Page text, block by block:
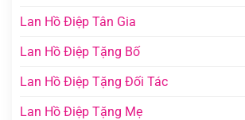
Lan Hồ Điệp Tân Gia
Lan Hồ Điệp Tặng Bố
Lan Hồ Điệp Tặng Đối Tác
Lan Hồ Điệp Tặng Mẹ